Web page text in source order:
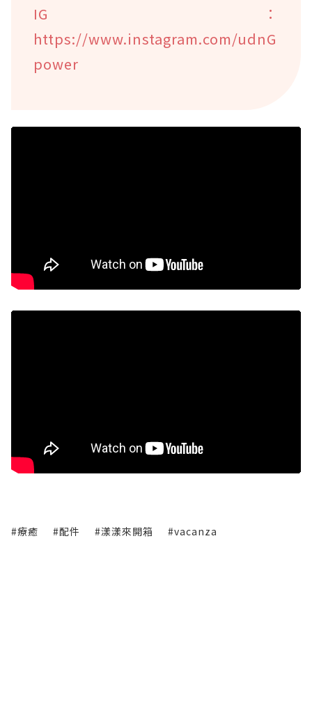
IG：
https://www.instagram.com/udnG
power
#療癒 #配件 #漾漾來開箱 #vacanza